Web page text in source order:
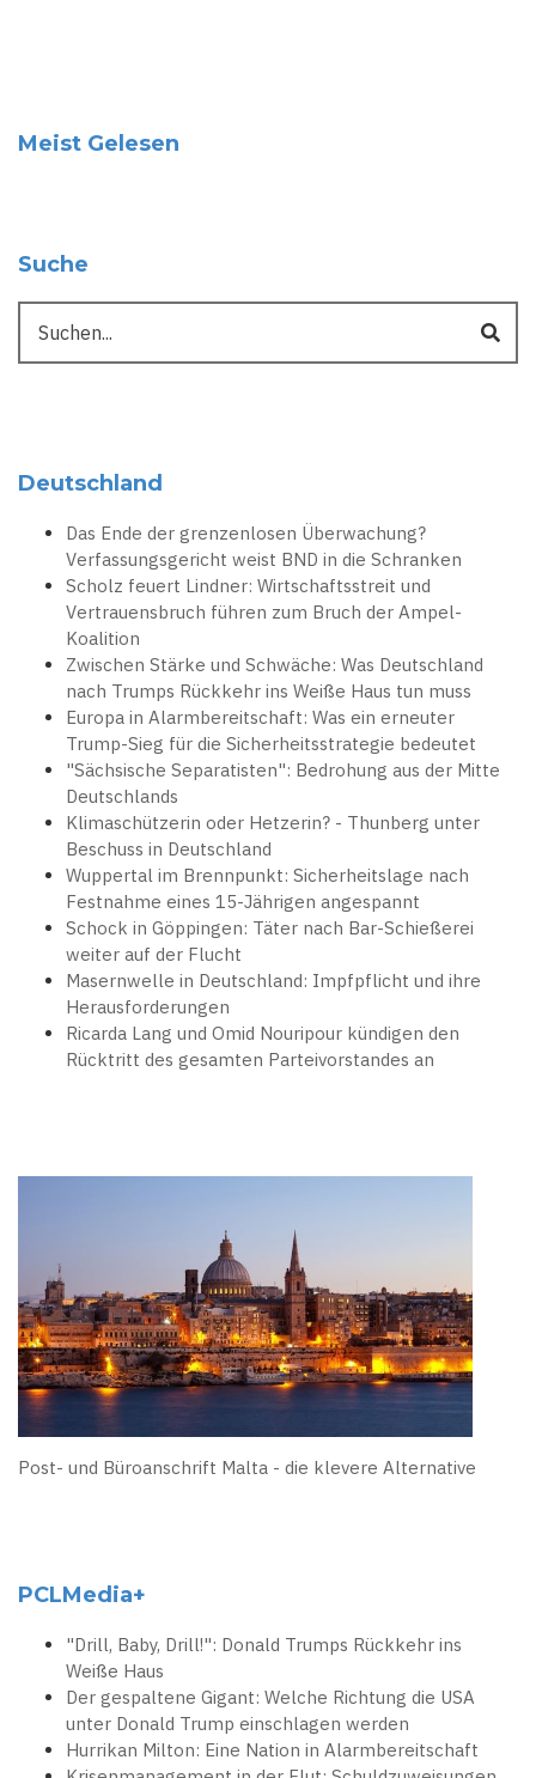
Meist Gelesen
Suche
Deutschland
Das Ende der grenzenlosen Überwachung?
Verfassungsgericht weist BND in die Schranken
Scholz feuert Lindner: Wirtschaftsstreit und
Vertrauensbruch führen zum Bruch der Ampel-
Koalition
Zwischen Stärke und Schwäche: Was Deutschland
nach Trumps Rückkehr ins Weiße Haus tun muss
Europa in Alarmbereitschaft: Was ein erneuter
Trump-Sieg für die Sicherheitsstrategie bedeutet
"Sächsische Separatisten": Bedrohung aus der Mitte
Deutschlands
Klimaschützerin oder Hetzerin? - Thunberg unter
Beschuss in Deutschland
Wuppertal im Brennpunkt: Sicherheitslage nach
Festnahme eines 15-Jährigen angespannt
Schock in Göppingen: Täter nach Bar-Schießerei
weiter auf der Flucht
Masernwelle in Deutschland: Impfpflicht und ihre
Herausforderungen
Ricarda Lang und Omid Nouripour kündigen den
Rücktritt des gesamten Parteivorstandes an
Post- und Büroanschrift Malta - die klevere Alternative
PCLMedia+
"Drill, Baby, Drill!": Donald Trumps Rückkehr ins
Weiße Haus
Der gespaltene Gigant: Welche Richtung die USA
unter Donald Trump einschlagen werden
Hurrikan Milton: Eine Nation in Alarmbereitschaft